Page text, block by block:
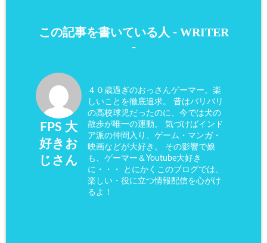
この記事を書いている人 - WRITER
-
FPS 大
好きお
じさん
４０歳過ぎのおっさんゲーマー。楽
しいことを徹底追求。 昔はバリバリ
の高校球児だったのに、今では犬の
散歩が唯一の運動。 気づけばインド
ア派の仲間入り、ゲーム・マンガ・
映画などが大好き。 その影響で娘
も、ゲーマー＆Youtube大好き
に・・・ とにかくこのブログでは、
楽しい・役に立つ情報配信を心がけ
るよ！